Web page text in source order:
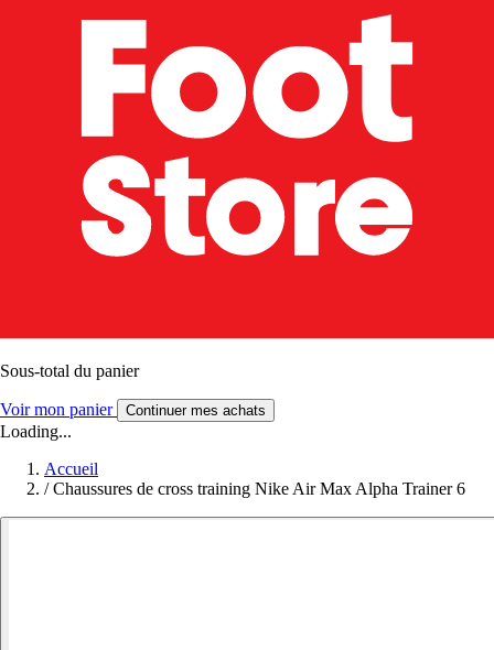
Sous-total du panier
Voir mon panier Continuer mes achats
Loading...
Accueil
/ Chaussures de cross training Nike Air Max Alpha Trainer 6